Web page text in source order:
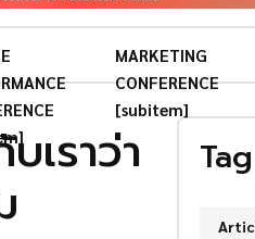
MARKETING
CONFERENCE
[subitem]
เราว่า